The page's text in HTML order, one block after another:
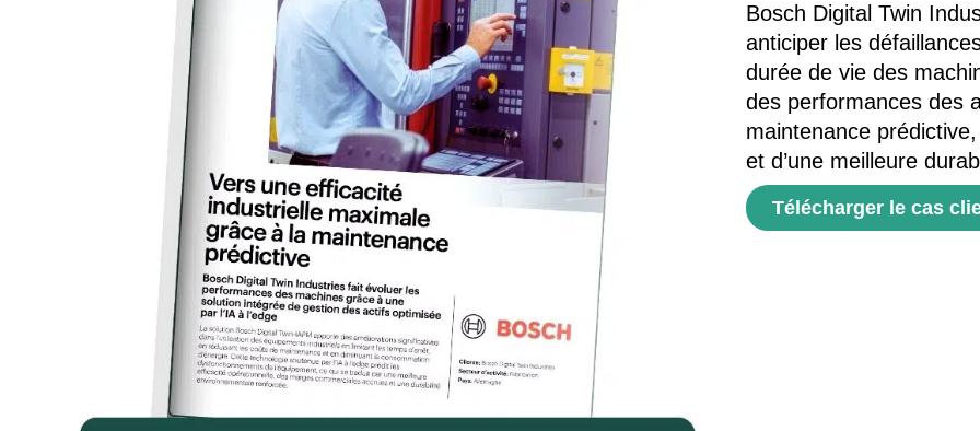
Bosch Digital Twin
anticiper les
durée de vie des
des performances des
maintenance
et d’une meilleure
Télécharger le cas